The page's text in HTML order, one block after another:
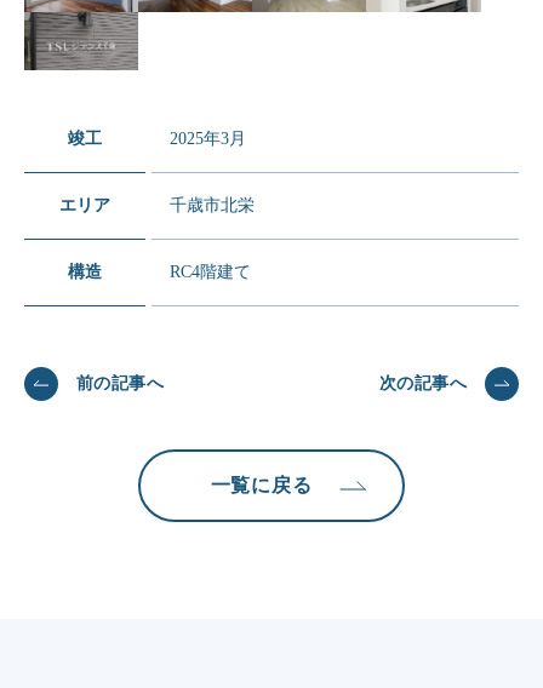
竣工 2025年3月
エリア 千歳市北栄
構造 RC4階建て
前の記事へ
一覧に戻る
次の記事へ